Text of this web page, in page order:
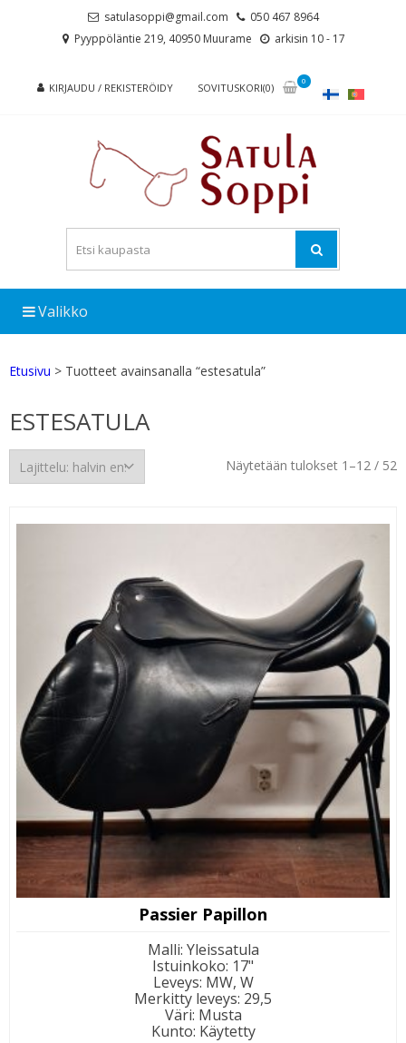
satulasoppi@gmail.com
050 467 8964
Pyyppöläntie 219, 40950 Muurame
arkisin 10 - 17
KIRJAUDU / REKISTERÖIDY SOVITUSKORI(0)
0
Valikko
Etusivu > Tuotteet avainsanalla “estesatula”
ESTESATULA
Näytetään tulokset 1–12 / 52
Passier Papillon
Malli: Yleissatula
Istuinkoko: 17"
Leveys: MW, W
Merkitty leveys: 29,5
Väri: Musta
Kunto: Käytetty